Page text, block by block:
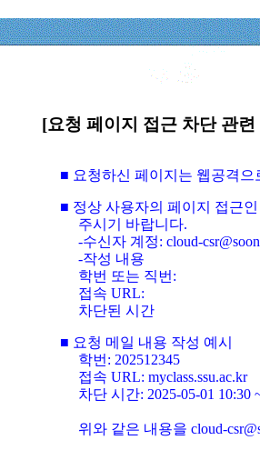
[요청 페이지 접근 차단 관
■ 요청하신 페이지는 웹공격
■ 정상 사용자의 페이지 접근
주시기 바랍니다.
-수신자 계정: cloud-
-작성 내용
학번 또는 직번:
접속 URL:
차단된 시간
■ 요청 메일 내용 작성 예시
학번: 202512345
접속 URL: myclass.ssu.ac.kr
차단 시간: 2025-05-01 10:30
위와 같은 내용을 cloud-